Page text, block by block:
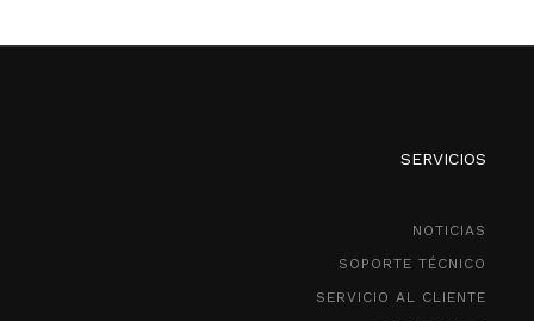
SERVICIOS
NOTICIAS
SOPORTE TÉCNICO
SERVICIO AL CLIENTE